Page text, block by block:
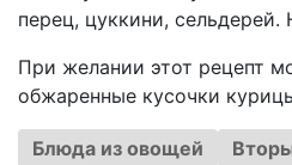
перец, цуккини,
При желании этот рецепт
обжаренные кусочки
Блюда из овощей